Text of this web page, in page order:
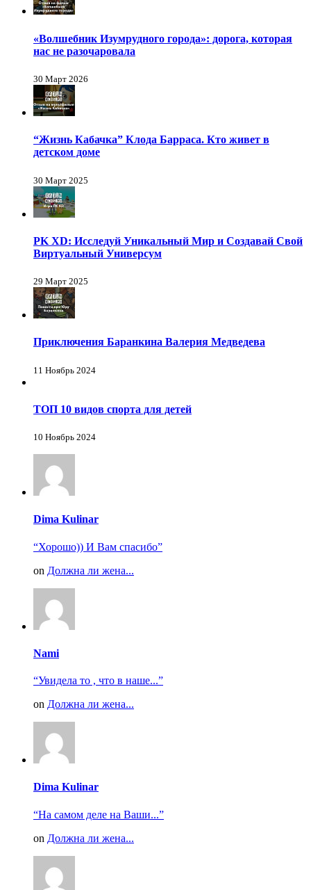
«Волшебник Изумрудного города»: дорога, которая
нас не разочаровала
30 Март 2026
“Жизнь Кабачка” Клода Барраса. Кто живет в
детском доме
30 Март 2025
PK XD: Исследуй Уникальный Мир и Создавай Свой
Виртуальный Универсум
29 Март 2025
Приключения Баранкина Валерия Медведева
11 Ноябрь 2024
ТОП 10 видов спорта для детей
10 Ноябрь 2024
Dima Kulinar
“Хорошо)) И Вам спасибо”
on Должна ли жена...
Nami
“Увидела то , что в наше...”
on Должна ли жена...
Dima Kulinar
“На самом деле на Ваши...”
on Должна ли жена...